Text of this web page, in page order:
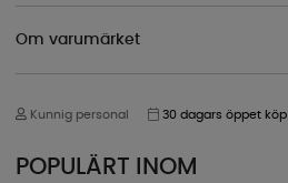
Om varumärket
Kunnig personal 30 dagars öppet köp
POPULÄRT INOM